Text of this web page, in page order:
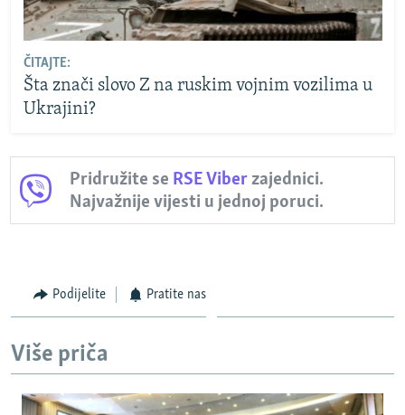
ČITAJTE:
Šta znači slovo Z na ruskim vojnim vozilima u
Ukrajini?
Pridružite se RSE Viberzajednici.
Najvažnije vijesti u jednoj poruci.
Podijelite Pratite nas
Više priča